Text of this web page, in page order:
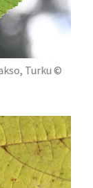
Turku ©